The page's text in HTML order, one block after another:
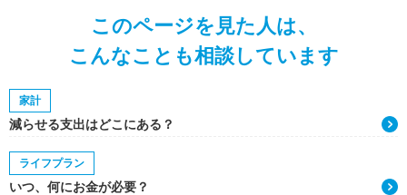
このページを見た人は、
こんなことも相談しています
家計
減らせる支出はどこにある？
ライフプラン
いつ、何にお金が必要？